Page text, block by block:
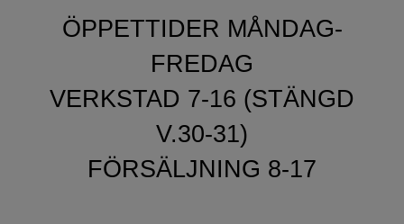
​​​​​​​ÖPPETTIDER MÅNDAG-
FREDAG
VERKSTAD 7-16 (STÄNGD
V.30-31)
FÖRSÄLJNING 8-17